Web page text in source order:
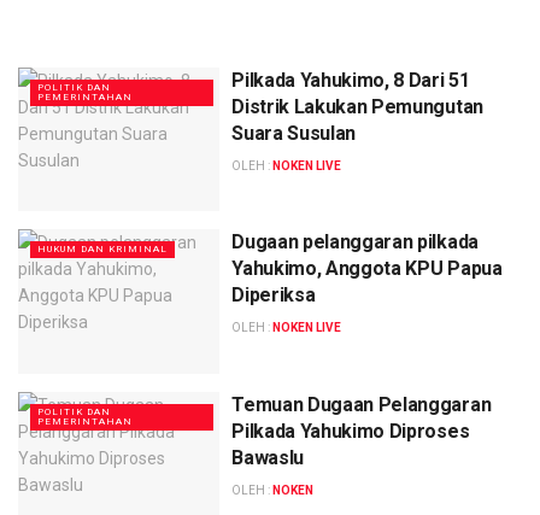
POLITIK DAN
PEMERINTAHAN
Pilkada Yahukimo, 8 Dari 51
Distrik Lakukan Pemungutan
Suara Susulan
OLEH : NOKEN LIVE
HUKUM DAN KRIMINAL
Dugaan pelanggaran pilkada
Yahukimo, Anggota KPU Papua
Diperiksa
OLEH : NOKEN LIVE
POLITIK DAN
PEMERINTAHAN
Temuan Dugaan Pelanggaran
Pilkada Yahukimo Diproses
Bawaslu
OLEH : NOKEN